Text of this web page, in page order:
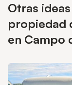
Otras
propiedad
en Campo